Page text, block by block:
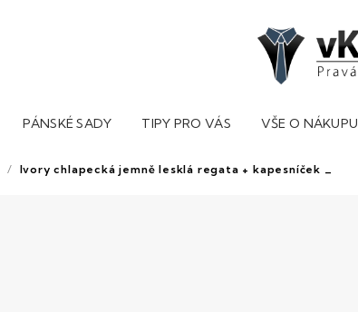
PÁNSKÉ SADY TIPY PRO VÁS VŠE O NÁKUPU
/ Ivory chlapecká jemně lesklá regata + kapesníček _